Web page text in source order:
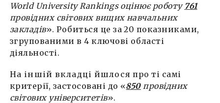
World University Rankings оцінює роботу 761
провідних світових вищих навчальних
закладів». Робиться це за 20 показниками,
згрупованими в 4 ключові області
діяльності.
На іншій вкладці йшлося про ті самі
критерії, застосовані до «850провідних
світових університетів».